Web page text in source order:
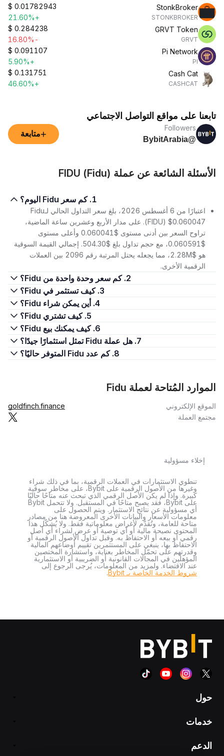
StonkBroker
STONKBROKER
$ 0.01782943
+21.60%
GRVT Token
GRVT
$ 0.284238
-16.80%
Pi Network
PI
$ 0.091107
+5.90%
Cash Cat
CASHCAT
$ 0.131751
+46.60%
تابعنا على مواقع التواصل الاجتماعي
Followers
@BybitArabia
+متابعة
الأسئلة الشائعة عن عملة FIDU (Fidu)
1. كم سعر Fidu اليوم؟
اعتبارًا من 6 أغسطس 2026، بلغ سعر التداول الحالي لـFidu
(FIDU) $0.060047. على مدار الأربع وعشرين ساعة الماضية،
تراوح السعر بين أدنى مستوى $0.060041 وأعلى مستوى
$0.060591، مع حجم تداول بلغ $504.30. إجمالي القيمة السوقية
هو $2.28M، مما يجعله يحتل المرتبة رقم 2096 بين العملات
الرقمية الأخرى.
2. كم سعر وحدة واحدة من Fidu؟
3. كيف تستثمر في Fidu؟
4. أين يمكن شراء Fidu؟
5. كيف تشتري Fidu؟
6. كيف يمكنك بيع Fidu؟
7. هل عملة Fidu تمثل استثمارًا جيدًا؟
8. كم عدد Fidu المتوفر حاليًا؟
الموارد المُتاحة لعملة Fidu
الموقع الإلكتروني
goldfinch.finance
مجتمع العملة
إخلاء مسؤولية
تنطوي الاستثمارات في العملات الرقمية، بما في ذلك شراء
وغيرها من الأصول الرقمية على Bybit، على مخاطر سوقية
كبيرة. وإذا لم يكن الأصل الرقمي الذي تبحث عنه متاحًا حاليًا
على Bybit، فقد يصبح متاحًا في المستقبل. ولا تتحمل Bybit
أي مسؤولية عن نتائج الاستثمار. ويتم الحصول على
معلومات الأسعار والبيانات الأخرى المعروضة هنا من مصادر
متاحة للعامة، وتُقدَّم لأغراض معلوماتية فقط. ولا يُشكّل هذا
المحتوى نصيحة مالية أو أي توصية أو عرض لشراء أي أصل
رقمي أو بيعه أو الاحتفاظ به. وقبل تداول الأصول الرقمية أو
الاحتفاظ بها، ينبغي على المستثمرين تقييم أوضاعهم المالية
وقدرتهم على تحمّل المخاطر بعناية، واستشارة المختصين
المؤهلين في المجالات القانونية أو الضريبية أو الاستثمارية
عند الاقتضاء. ولمزيد من المعلومات، يُرجى الرجوع إلى
شروط الخدمة الخاصة بـ Bybit
.
حول
خدمات
الدعم